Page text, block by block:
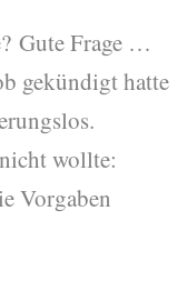
Gute Frage …
gekündigt hatte
wollte:
Vorgaben